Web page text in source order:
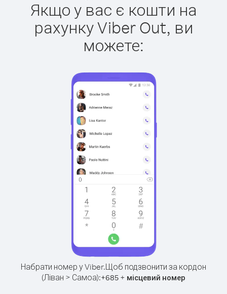
Якщо у вас є кошти на
рахунку Viber Out, ви
можете:
Набрати номер у Viber.Щоб подзвонити за кордон
(Ліван > Самоа):+685 + місцевий номер